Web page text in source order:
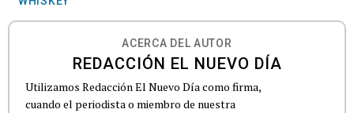
ACERCA DEL AUTOR
REDACCIÓN EL NUEVO DÍA
Utilizamos Redacción El Nuevo Día como firma,
cuando el periodista o miembro de nuestra